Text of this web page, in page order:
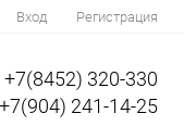
Вход Регистрация
+7(8452) 320-330
+7(904) 241-14-25